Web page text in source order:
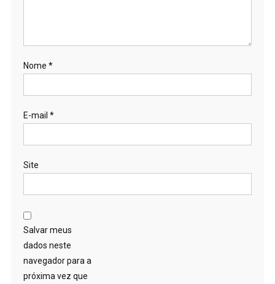
Nome *
E-mail *
Site
Salvar meus
dados neste
navegador para a
próxima vez que